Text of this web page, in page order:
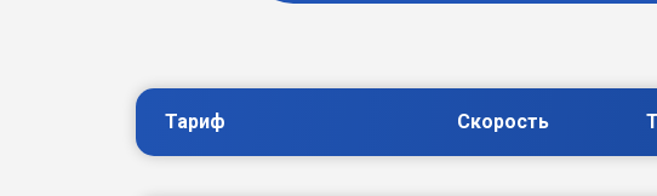
Тариф Скорость